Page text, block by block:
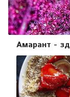
Амарант -